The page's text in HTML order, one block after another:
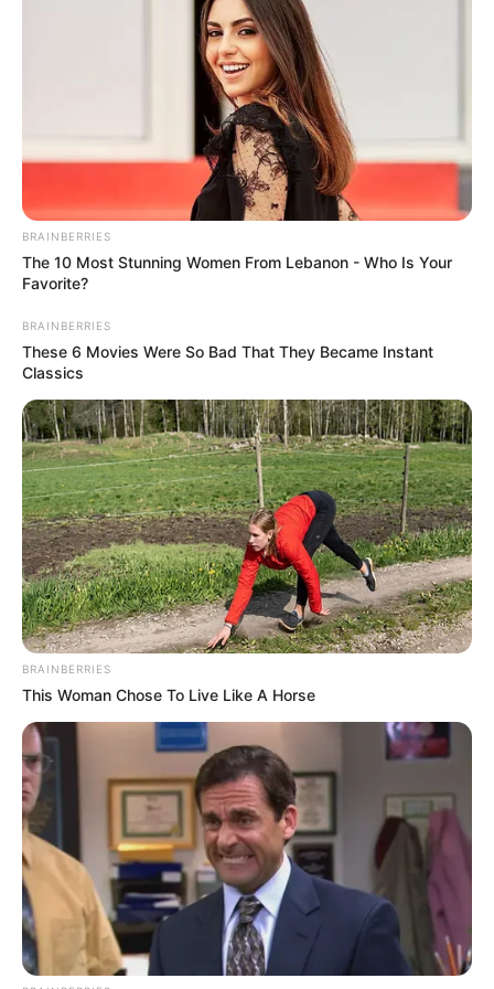
Οι ειδήσεις γιαΜΚΟπου χρηματοδοτούνται από
δισεκατομμυριούχους με «σκοτεινό χρήμα» πρόκειται να
γίνει ιδιαίτερα δυσάρεστος για τοΔημοκρατικό Κόμμα
στις ΗΠΑ,καθώς επίσης και για την ελίτ των δωρητών
του, οι οποίοι έχουν χρηματοδοτήσει αυτό που
θεωρούμε ως «βιομηχανικό σύμπλεγμα των
διαδηλώσεων».
Επί χρόνια,αριστερές ΜΚΟπου υποστηρίζονται από
δισεκατομμυριούχους έχουν κηρύξει πόλεμο κατά των
διευκολύνοντας αριστερές «έγχρωμες επαναστάσεις»,
στηρίζοντας εξτρεμιστικά κινήματα, κατευθύνοντας
παιδιά με τοξική «woke» ιδεολογία και μετατρέποντάς τα
σε επαναστάτες, και ενισχύοντας μια δεκαετία
επικίνδυνου λόγου που στιγματίζει απλούς πολίτες ως
φασίστες» και «Ναζί».
BRAINBERRIES
The 10 Most Stunning Women From Lebanon - Who Is Your
Favorite?
BRAINBERRIES
These 6 Movies Were So Bad That They Became Instant
Classics
BRAINBERRIES
This Woman Chose To Live Like A Horse